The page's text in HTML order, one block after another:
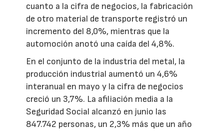
cuanto a la cifra de negocios, la fabricación
de otro material de transporte registró un
incremento del 8,0%, mientras que la
automoción anotó una caída del 4,8%.
En el conjunto de la industria del metal, la
producción industrial aumentó un 4,6%
interanual en mayo y la cifra de negocios
creció un 3,7%. La afiliación media a la
Seguridad Social alcanzó en junio las
847.742 personas, un 2,3% más que un año